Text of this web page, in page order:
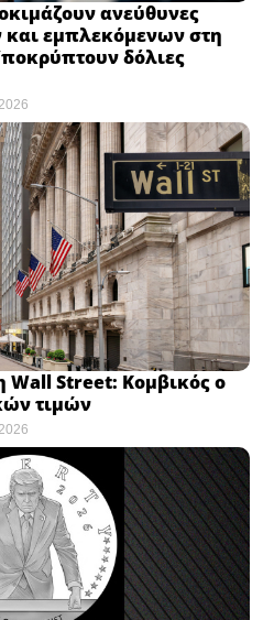
ανεύθυνες
εμπλεκόμενων στη
δόλιες
Wall Street: Κομβικός ο
τιμών